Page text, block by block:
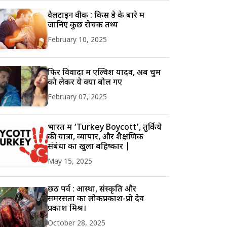
वैलेंटाइन वीक : किस डे के बारे में
जानिए कुछ रोचक तथ्य
February 10, 2025
फिर विवादों में एल्विश यादव, अब चुम
को लेकर ये क्या बोल गए
February 07, 2025
भारत में ‘Turkey Boycott’, तुर्किये
की यात्रा, व्यापार, और शैक्षणिक
संबंधों का खुला बहिष्कार |
May 15, 2025
छठ पर्व : आस्था, संस्कृति और
समरसता का लोकप्रकाश-प्रो देव
प्रकाश मिश्र।
October 28, 2025